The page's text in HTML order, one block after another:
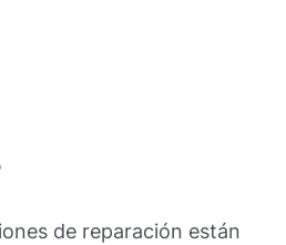
de reparación están